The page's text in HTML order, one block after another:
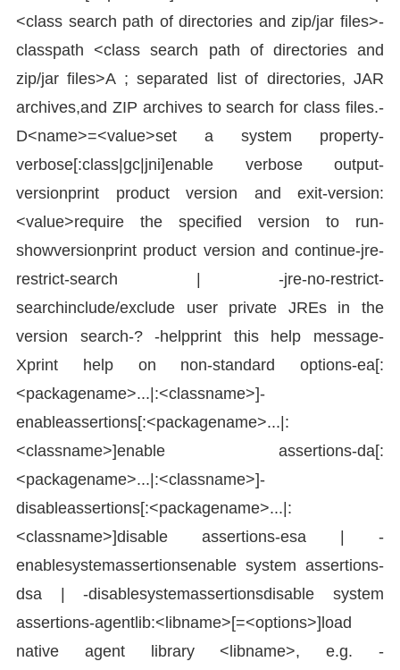
<class search path of directories and zip/jar files>-
classpath <class search path of directories and
zip/jar files>A ; separated list of directories, JAR
archives,and ZIP archives to search for class files.-
D<name>=<value>set a system property-
verbose[:class|gc|jni]enable verbose output-
versionprint product version and exit-version:
<value>require the specified version to run-
showversionprint product version and continue-jre-
restrict-search | -jre-no-restrict-
searchinclude/exclude user private JREs in the
version search-? -helpprint this help message-
Xprint help on non-standard options-ea[:
<packagename>...|:<classname>]-
enableassertions[:<packagename>...|:
<classname>]enable assertions-da[:
<packagename>...|:<classname>]-
disableassertions[:<packagename>...|:
<classname>]disable assertions-esa | -
enablesystemassertionsenable system assertions-
dsa | -disablesystemassertionsdisable system
assertions-agentlib:<libname>[=<options>]load
native agent library <libname>, e.g. -